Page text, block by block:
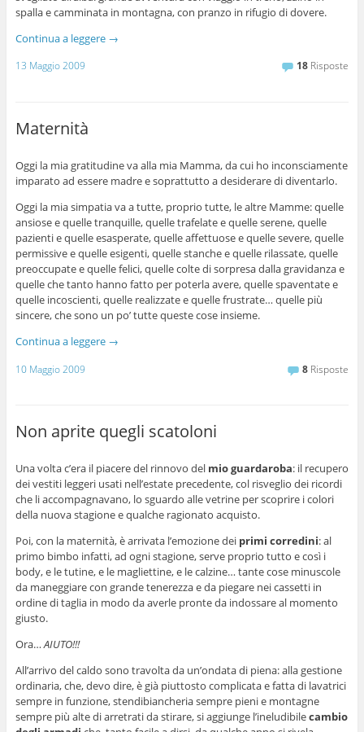
spalla e camminata in montagna, con pranzo in rifugio di dovere.
Continua a leggere →
13 Maggio 2009 18 Risposte
Maternità
Oggi la mia gratitudine va alla mia Mamma, da cui ho inconsciamente
imparato ad essere madre e soprattutto a desiderare di diventarlo.
Oggi la mia simpatia va a tutte, proprio tutte, le altre Mamme: quelle
ansiose e quelle tranquille, quelle trafelate e quelle serene, quelle
pazienti e quelle esasperate, quelle affettuose e quelle severe, quelle
permissive e quelle esigenti, quelle stanche e quelle rilassate, quelle
preoccupate e quelle felici, quelle colte di sorpresa dalla gravidanza e
quelle che tanto hanno fatto per poterla avere, quelle spaventate e
quelle incoscienti, quelle realizzate e quelle frustrate… quelle più
sincere, che sono un po’ tutte queste cose insieme.
Continua a leggere →
10 Maggio 2009 8 Risposte
Non aprite quegli scatoloni
Una volta c’era il piacere del rinnovo del mio guardaroba: il recupero
dei vestiti leggeri usati nell’estate precedente, col risveglio dei ricordi
che li accompagnavano, lo sguardo alle vetrine per scoprire i colori
della nuova stagione e qualche ragionato acquisto.
Poi, con la maternità, è arrivata l’emozione dei primi corredini: al
primo bimbo infatti, ad ogni stagione, serve proprio tutto e così i
body, e le tutine, e le magliettine, e le calzine… tante cose minuscole
da maneggiare con grande tenerezza e da piegare nei cassetti in
ordine di taglia in modo da averle pronte da indossare al momento
giusto.
Ora…AIUTO!!!
All’arrivo del caldo sono travolta da un’ondata di piena: alla gestione
ordinaria, che, devo dire, è già piuttosto complicata e fatta di lavatrici
sempre in funzione, stendibiancheria sempre pieni e montagne
sempre più alte di arretrati da stirare, si aggiunge l’ineludibilecambio